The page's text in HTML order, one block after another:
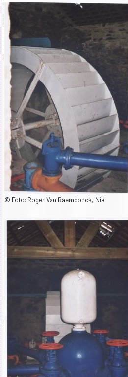
© Foto: Roger Van Raemdonck, Niel